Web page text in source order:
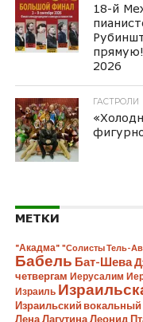
18-й
2026
ГАСТРОЛИ
МЕТКИ
"Акадма" "Солисты Тель-
Бабель Бат-Шева
четвергам Иерусалим
Израиль
Израильский
Лена Лагутина Леонид